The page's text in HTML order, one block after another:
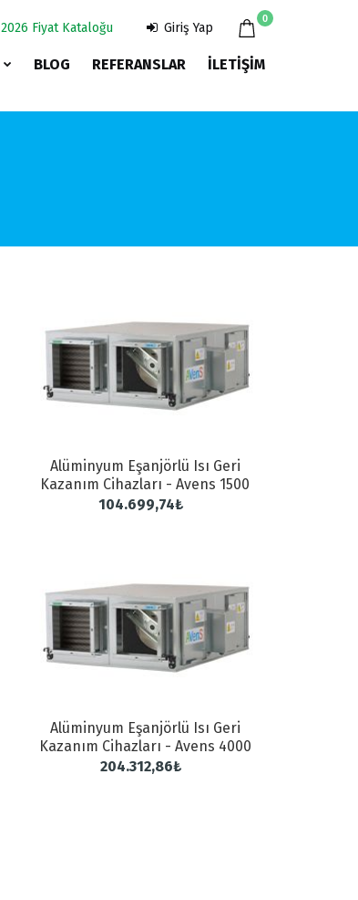
2026 Fiyat Kataloğu Giriş Yap
0
BLOG REFERANSLAR İLETIŞIM
Alüminyum Eşanjörlü Isı Geri
Kazanım Cihazları - Avens 1500
104.699,74₺
Alüminyum Eşanjörlü Isı Geri
Kazanım Cihazları - Avens 4000
204.312,86₺
ANA SAYFA
KURUMSAL